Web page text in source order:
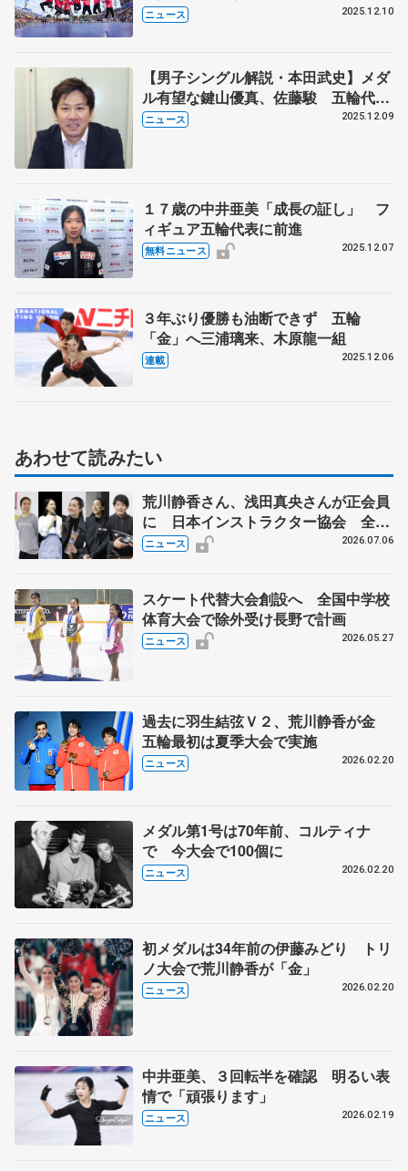
回「銀」メダル アイスダンスで団体
ニュース 2025.12.10
【男子シングル解説・本田武史】メダ
ル有望な鍵山優真、佐藤駿 五輪代表
３枠目争いは三浦佳生か友野一希か
ニュース 2025.12.09
１７歳の中井亜美「成長の証し」 フ
ィギュア五輪代表に前進
無料ニュース 2025.12.07
３年ぶり優勝も油断できず 五輪
「金」へ三浦璃来、木原龍一組
連載 2025.12.06
あわせて読みたい
荒川静香さん、浅田真央さんが正会員
に 日本インストラクター協会 全日
本フィギュアなどでのコーチ資格へ新
ニュース 2026.07.06
スケート代替大会創設へ 全国中学校
体育大会で除外受け長野で計画
ニュース 2026.05.27
過去に羽生結弦Ｖ２、荒川静香が金
五輪最初は夏季大会で実施
ニュース 2026.02.20
メダル第1号は70年前、コルティナ
で 今大会で100個に
ニュース 2026.02.20
初メダルは34年前の伊藤みどり トリ
ノ大会で荒川静香が「金」
ニュース 2026.02.20
中井亜美、３回転半を確認 明るい表
情で「頑張ります」
ニュース 2026.02.19